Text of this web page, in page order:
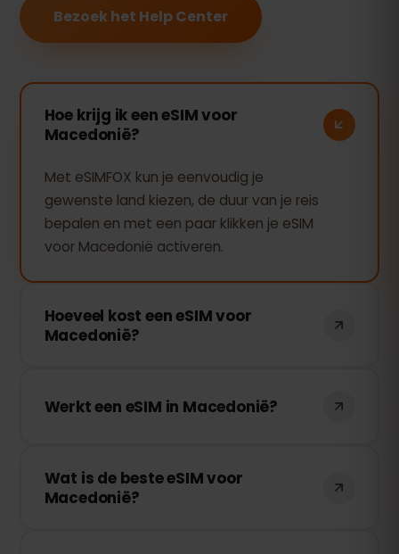
Bezoek het Help Center
Hoe krijg ik een eSIM voor
Macedonië?
Met eSIMFOX kun je eenvoudig je
gewenste land kiezen, de duur van je reis
bepalen en met een paar klikken je eSIM
voor Macedonië activeren.
Hoeveel kost een eSIM voor
Macedonië?
hangen af van het aantal dagen dat je
weergegeven.
Werkt een eSIM in Macedonië?
Macedonië. We hebben
overeenkomsten met de beste lokale
Wat is de beste eSIM voor
Macedonië?